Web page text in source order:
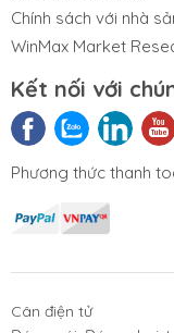
Chính sách với nhà
WinMax Market
Kết nối với
Phương thức thanh
Cân điện tử